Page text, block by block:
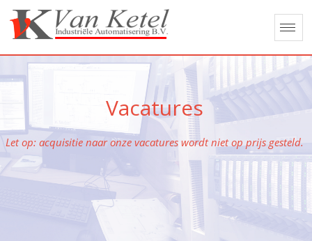
Vacatures
Let op: acquisitie naar onze vacatures wordt niet op prijs gesteld.